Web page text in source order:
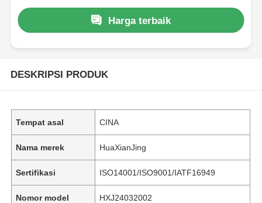
Harga terbaik
DESKRIPSI PRODUK
Tempat asal CINA
Nama merek HuaXianJing
Sertifikasi ISO14001/ISO9001/IATF16949
Nomor model HXJ24032002